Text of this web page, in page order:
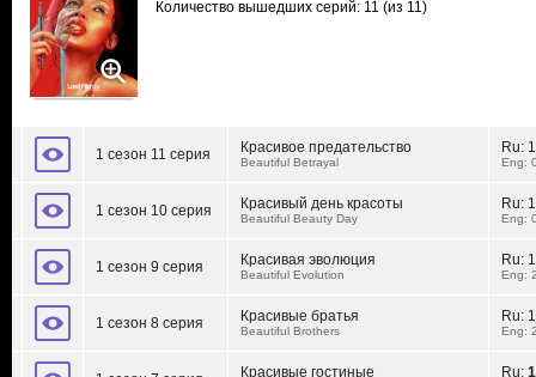
Количество вышедших серий: 11 (из 11)
1 сезон 11 серия Красивое предательство
Beautiful Betrayal
Ru:
Eng:
1 сезон 10 серия Красивый день красоты
Beautiful Beauty Day
Ru:
Eng:
1 сезон 9 серия Красивая эволюция
Beautiful Evolution
Ru:
Eng:
1 сезон 8 серия Красивые братья
Beautiful Brothers
Ru:
Eng:
Красивые гостиные Ru: